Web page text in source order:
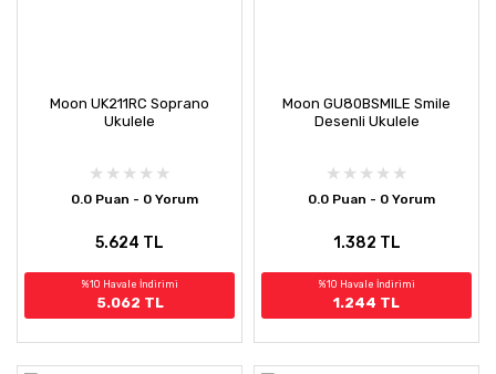
Moon UK211RC Soprano
Ukulele
0.0 Puan - 0 Yorum
5.624 TL
%10 Havale İndirimi
5.062 TL
Moon GU80BSMILE Smile
Desenli Ukulele
0.0 Puan - 0 Yorum
1.382 TL
%10 Havale İndirimi
1.244 TL